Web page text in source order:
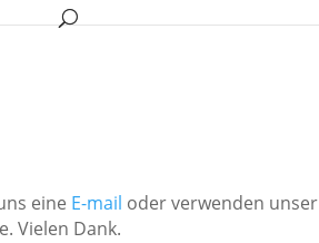
eine E-mail oder verwenden unser
Vielen Dank.